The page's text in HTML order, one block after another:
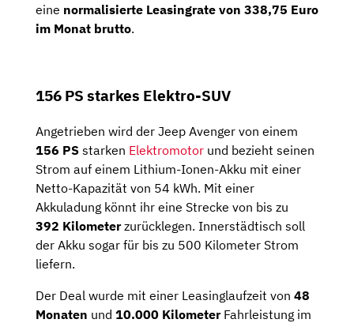
eine normalisierte Leasingrate von 338,75 Euro
im Monat brutto.
156 PS starkes Elektro-SUV
Angetrieben wird der Jeep Avenger von einem
156 PS starken Elektromotor und bezieht seinen
Strom auf einem Lithium-Ionen-Akku mit einer
Netto-Kapazität von 54 kWh. Mit einer
Akkuladung könnt ihr eine Strecke von bis zu
392 Kilometerzurücklegen. Innerstädtisch soll
der Akku sogar für bis zu 500 Kilometer Strom
liefern.
Der Deal wurde mit einer Leasinglaufzeit von 48
Monaten und 10.000 KilometerFahrleistung im